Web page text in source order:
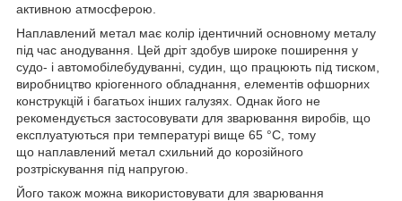
активною атмосферою.
Наплавлений метал має колір ідентичний основному металу
під час анодування. Цей дріт здобув широке поширення у
судо- і автомобілебудуванні, судин, що працюють під тиском,
виробництво кріогенного обладнання, елементів офшорних
конструкцій і багатьох інших галузях. Однак його не
рекомендується застосовувати для зварювання виробів, що
експлуатуються при температурі вище 65 °C, тому
що наплавлений метал схильний до корозійного
розтріскування під напругою.
Його також можна використовувати для зварювання